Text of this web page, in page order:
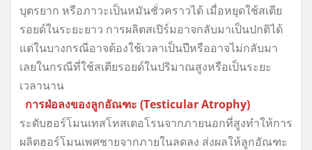
บุตรยาก หรือภาวะเป็นหมันชั่วคราวได้ เมื่อหยุดใช้สเตีย
รอยด์ในระยะยาว การผลิตสเปิร์มอาจกลับมาเป็นปกติได้
แต่ในบางกรณีอาจต้องใช้เวลาเป็นปีหรืออาจไม่กลับมา
เลยในกรณีที่ใช้สเตียรอยด์ในปริมาณสูงหรือเป็นระยะ
เวลานาน
การฝ่อลงของลูกอัณฑะ (Testicular Atrophy)
ระดับฮอร์โมนเทสโทสเตอโรนจากภายนอกที่สูงทำให้การ
ผลิตฮอร์โมนเพศชายจากภายในลดลง ส่งผลให้ลูกอัณฑะ